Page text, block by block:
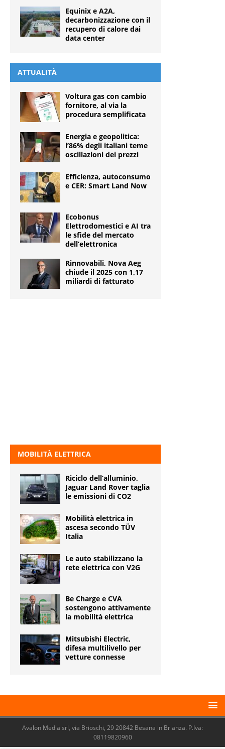
Equinix e A2A,
decarbonizzazione con il
recupero di calore dai
data center
ATTUALITÀ
Voltura gas con cambio
fornitore, al via la
procedura semplificata
Energia e geopolitica:
l’86% degli italiani teme
oscillazioni dei prezzi
Efficienza, autoconsumo
e CER: Smart Land Now
Ecobonus
Elettrodomestici e AI tra
le sfide del mercato
dell’elettronica
Rinnovabili, Nova Aeg
chiude il 2025 con 1,17
miliardi di fatturato
MOBILITÀ ELETTRICA
Riciclo dell’alluminio,
Jaguar Land Rover taglia
le emissioni di CO2
Mobilità elettrica in
ascesa secondo TÜV
Italia
Le auto stabilizzano la
rete elettrica con V2G
Be Charge e CVA
sostengono attivamente
la mobilità elettrica
Mitsubishi Electric,
difesa multilivello per
vetture connesse
Avalon Media srl, via Brioschi, 29 20842 Besana in Brianza. P.Iva:
08119820960